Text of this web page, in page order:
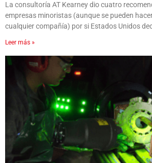
La consultoría AT Kearney dio cuatro
empresas minoristas (aunque se pueden
cualquier compañía) por si Estados Unidos
Leer más »